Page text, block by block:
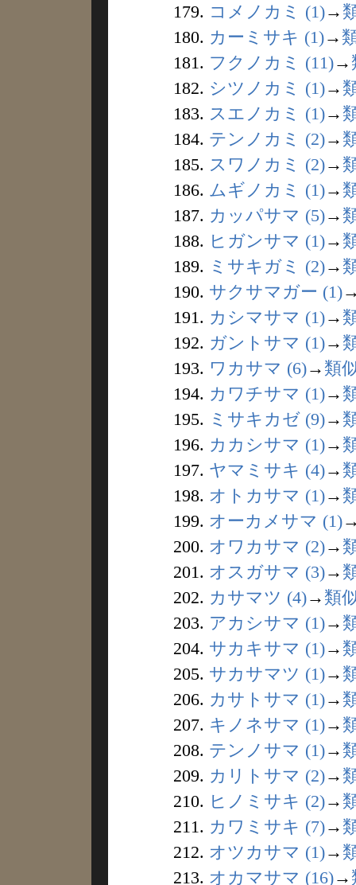
179. コメノカミ (1)→
180. カーミサキ (1)→
181. フクノカミ (11)→
182. シツノカミ (1)→
183. スエノカミ (1)→
184. テンノカミ (2)→
185. スワノカミ (2)→
186. ムギノカミ (1)→
187. カッパサマ (5)→
188. ヒガンサマ (1)→
189. ミサキガミ (2)→
190. サクサマガー (1)
191. カシマサマ (1)→
192. ガントサマ (1)→
193. ワカサマ (6)→ 類
194. カワチサマ (1)→
195. ミサキカゼ (9)→
196. カカシサマ (1)→
197. ヤマミサキ (4)→
198. オトカサマ (1)→
199. オーカメサマ (1)
200. オワカサマ (2)→
201. オスガサマ (3)→
202. カサマツ (4)→ 類
203. アカシサマ (1)→
204. サカキサマ (1)→
205. サカサマツ (1)→
206. カサトサマ (1)→
207. キノネサマ (1)→
208. テンノサマ (1)→
209. カリトサマ (2)→
210. ヒノミサキ (2)→
211. カワミサキ (7)→
212. オツカサマ (1)→
213. オカマサマ (16)→